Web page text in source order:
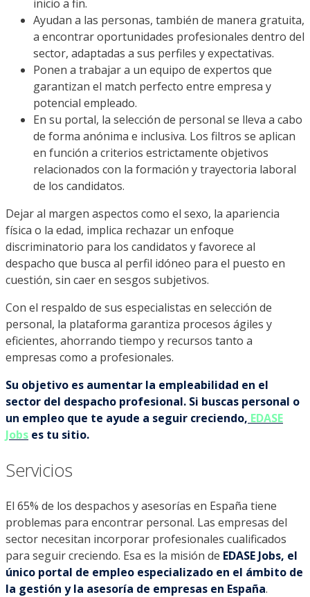
inicio a fin.
Ayudan a las personas, también de manera gratuita,
a encontrar oportunidades profesionales dentro del
sector, adaptadas a sus perfiles y expectativas.
Ponen a trabajar a un equipo de expertos que
garantizan el match perfecto entre empresa y
potencial empleado.
En su portal, la selección de personal se lleva a cabo
de forma anónima e inclusiva. Los filtros se aplican
en función a criterios estrictamente objetivos
relacionados con la formación y trayectoria laboral
de los candidatos.
Dejar al margen aspectos como el sexo, la apariencia
física o la edad, implica rechazar un enfoque
discriminatorio para los candidatos y favorece al
despacho que busca al perfil idóneo para el puesto en
cuestión, sin caer en sesgos subjetivos.
Con el respaldo de sus especialistas en selección de
personal, la plataforma garantiza procesos ágiles y
eficientes, ahorrando tiempo y recursos tanto a
empresas como a profesionales.
Su objetivo es aumentar la empleabilidad en el
sector del despacho profesional. Si buscas personal o
un empleo que te ayude a seguir creciendo, EDASE
Jobs es tu sitio.
Servicios
El 65% de los despachos y asesorías en España tiene
problemas para encontrar personal. Las empresas del
sector necesitan incorporar profesionales cualificados
para seguir creciendo. Esa es la misión de EDASE Jobs, el
único portal de empleo especializado en el ámbito de
la gestión y la asesoría de empresas en España.